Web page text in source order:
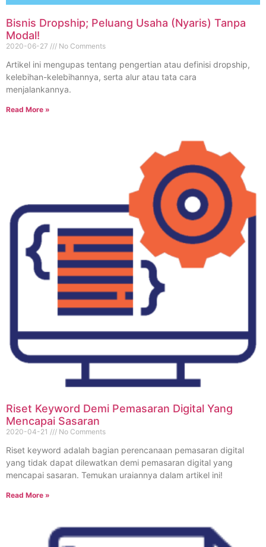
Bisnis Dropship; Peluang Usaha (Nyaris) Tanpa
Modal!
2020-06-27 No Comments
Artikel ini mengupas tentang pengertian atau definisi dropship,
kelebihan-kelebihannya, serta alur atau tata cara
menjalankannya.
Read More »
Riset Keyword Demi Pemasaran Digital Yang
Mencapai Sasaran
2020-04-21 No Comments
Riset keyword adalah bagian perencanaan pemasaran digital
yang tidak dapat dilewatkan demi pemasaran digital yang
mencapai sasaran. Temukan uraiannya dalam artikel ini!
Read More »